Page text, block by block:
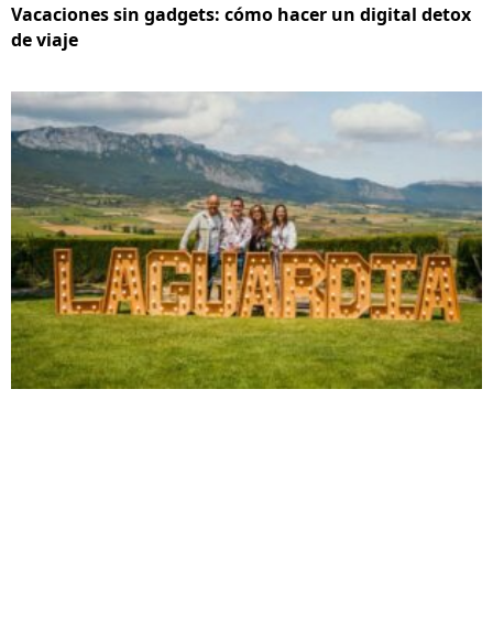
Vacaciones sin gadgets: cómo hacer un digital detox
de viaje